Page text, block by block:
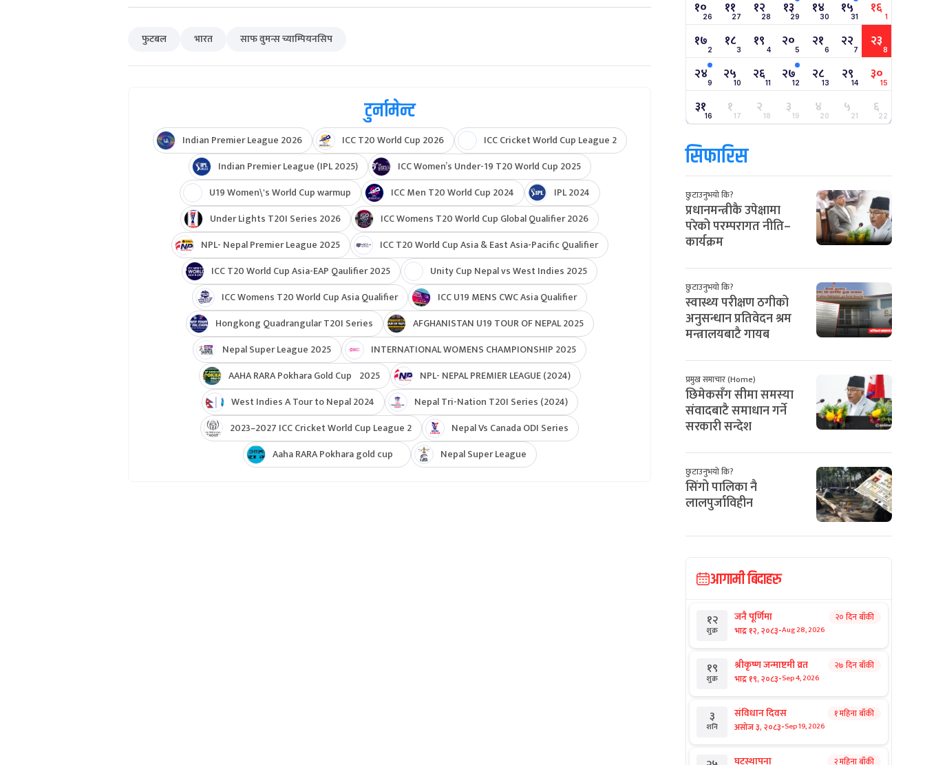
फुटबल भारत साफ वुमन्स च्याम्पियनसिप
टुर्नामेन्ट
Indian Premier League 2026 ICC T20 World Cup 2026
ICC Cricket World Cup League 2
Indian Premier League (IPL 2025)
ICC Women’s Under-19 T20 World Cup 2025
U19 Women\'s World Cup warmup
ICC Men T20 World Cup 2024
IPL 2024
Under Lights T20I Series 2026
ICC Womens T20 World Cup Global Qualifier 2026
NPL- Nepal Premier League 2025
ICC T20 World Cup Asia & East Asia-Pacific Qualifier
ICC T20 World Cup Asia-EAP Qaulifier 2025
Unity Cup Nepal vs West Indies 2025
ICC Womens T20 World Cup Asia Qualifier
ICC U19 MENS CWC Asia Qualifier
Hongkong Quadrangular T20I Series
AFGHANISTAN U19 TOUR OF NEPAL 2025
Nepal Super League 2025
INTERNATIONAL WOMENS CHAMPIONSHIP 2025
AAHA RARA Pokhara Gold Cup 2025
NPL- NEPAL PREMIER LEAGUE (2024)
West Indies A Tour to Nepal 2024
Nepal Tri-Nation T20I Series (2024)
2023–2027 ICC Cricket World Cup League 2
Nepal Vs Canada ODI Series
Aaha RARA Pokhara gold cup
Nepal Super League
१०26 ११27 १२28 १३29 १४30 १५31 १६ 1
१७2 १८3 १९ 4 २०5 २१6 २२7 २३8
२४9 २५10 २६11 २७12 २८13 २९14 ३०15
३१16 १17 २18 ३19 ४20 ५21 ६22
सिफारिस
छुटाउनुभयो कि?
प्रधानमन्त्रीकै उपेक्षामा
परेको परम्परागत नीति–
कार्यक्रम
छुटाउनुभयो कि?
स्वास्थ्य परीक्षण ठगीको
अनुसन्धान प्रतिवेदन श्रम
मन्त्रालयबाटै गायब
प्रमुख समाचार (Home)
छिमेकसँग सीमा समस्या
संवादबाटै समाधान गर्ने
सरकारी सन्देश
छुटाउनुभयो कि?
सिंगो पालिका नै
लालपुर्जाविहीन
आगामी बिदाहरु
१२
शुक्र
जनै पूर्णिमा
भाद्र १२, २०८३-Aug 28, 2026
२० दिन बाँकी
१९
शुक्र
श्रीकृष्ण जन्माष्टमी व्रत
भाद्र १९, २०८३-Sep 4, 2026
२७ दिन बाँकी
३
शनि
संविधान दिवस
असोज ३, २०८३-Sep 19, 2026
१ महिना बाँकी
घटस्थापना २ महिना बाँकी